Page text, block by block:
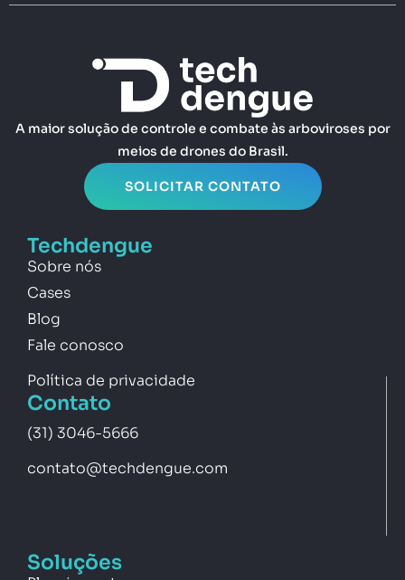
A maior solução de controle e combate às arboviroses por
meios de drones do Brasil.
SOLICITAR CONTATO
Techdengue
Sobre nós
Cases
Blog
Fale conosco
Política de privacidade
Contato
(31) 3046-5666
contato@techdengue.com
Soluções